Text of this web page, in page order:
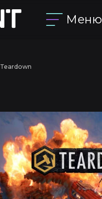
Меню
Teardown